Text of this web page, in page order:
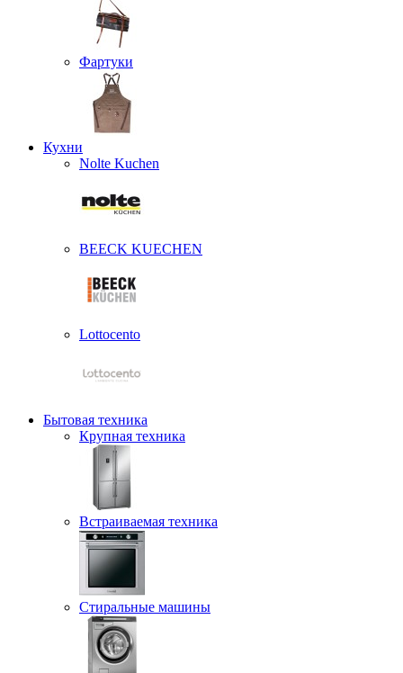
Фартуки
Кухни
Nolte Kuchen
BEECK KUECHEN
Lottocento
Бытовая техника
Крупная техника
Встраиваемая техника
Стиральные машины